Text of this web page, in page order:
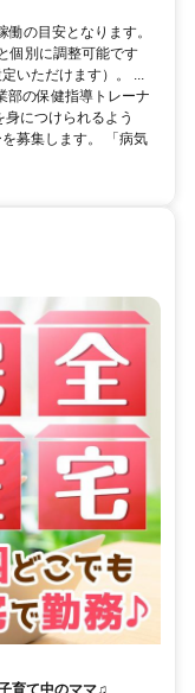
手応えのある収入
始めませんか？
の目安となります。
個別に調整可能です
いただけます）。 ...
部の保健指導トレーナ
につけられるよう
募集します。 「病気
育て中のママ♫